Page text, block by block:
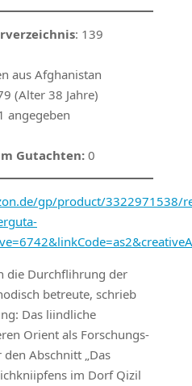
: 139
aus Afghanistan
(Alter 38 Jahre)
angegeben
Gutachten: 0
gp/product/3322971538/
die Durchflihrung der
betreute, schrieb
Das liindliche
Orient als Forschungs­
den Abschnitt „Das
im Dorf Qizil